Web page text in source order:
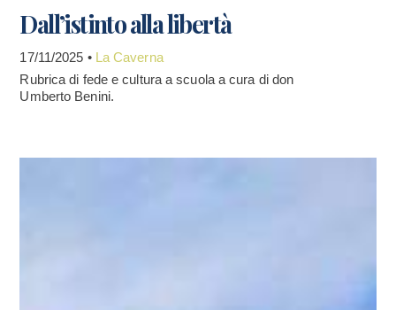
Dall’istinto alla libertà
17/11/2025 • La Caverna
Rubrica di fede e cultura a scuola a cura di don
Umberto Benini.